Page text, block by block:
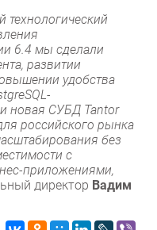
технологический
6.4 мы сделали
развитии
удобства
новая СУБД Tantor
российского рынка
без
с
приложениями,
директор Вадим